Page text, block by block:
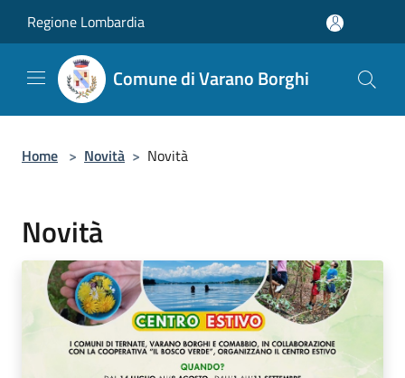
Regione Lombardia
Comune di Varano Borghi
Home > Novità > Novità
Novità